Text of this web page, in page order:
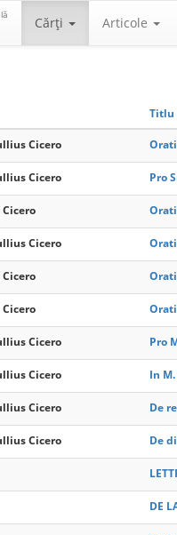
Cărţi Articole
Titlu
Cicero
Cicero Pro
Cicero
Cicero Pro
Cicero In
Cicero De
Cicero De
DE